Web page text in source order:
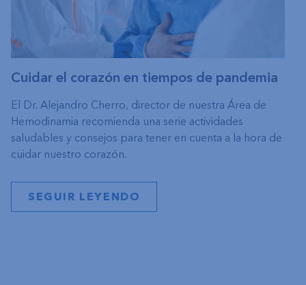
Cuidar el corazón en tiempos de pandemia
El Dr. Alejandro Cherro, director de nuestra Área de
Hemodinamia recomienda una serie actividades
saludables y consejos para tener en cuenta a la hora de
cuidar nuestro corazón.
SEGUIR LEYENDO